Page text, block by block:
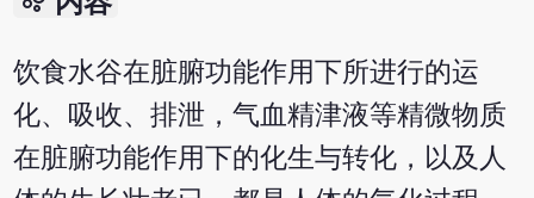
饮食水谷在脏腑功能作用下所进行的运
化、吸收、排泄，气血精津液等精微物质
在脏腑功能作用下的化生与转化，以及人